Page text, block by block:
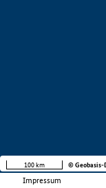
Impressum
100 km © Geobasis-